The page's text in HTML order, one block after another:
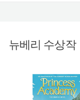
뉴베리 수상작